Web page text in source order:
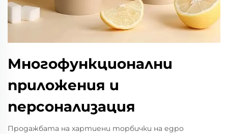
Многофункционални
приложения и
персонализация
Продажбата на хартиени торбички на едро